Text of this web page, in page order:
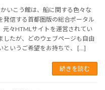
いこう館は、船に関する色々な
発信する首都圏版の総合ポータル
元々HTMLサイトを運営されてい
したが、どのウェブページも自由
というご希望をお持ちで、 […]
続きを読む